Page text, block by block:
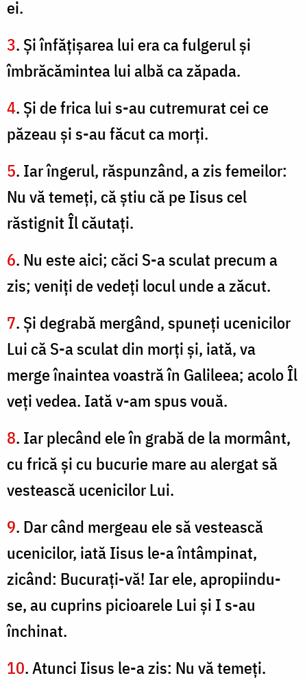
ei.
3. Şi înfăţişarea lui era ca fulgerul şi
îmbrăcămintea lui albă ca zăpada.
4. Şi de frica lui s-au cutremurat cei ce
păzeau şi s-au făcut ca morţi.
5. Iar îngerul, răspunzând, a zis femeilor:
Nu vă temeţi, că ştiu că pe Iisus cel
răstignit Îl căutaţi.
6. Nu este aici; căci S-a sculat precum a
zis; veniţi de vedeţi locul unde a zăcut.
7. Şi degrabă mergând, spuneţi ucenicilor
Lui că S-a sculat din morţi şi, iată, va
merge înaintea voastră în Galileea; acolo Îl
veţi vedea. Iată v-am spus vouă.
8. Iar plecând ele în grabă de la mormânt,
cu frică şi cu bucurie mare au alergat să
vestească ucenicilor Lui.
9. Dar când mergeau ele să vestească
ucenicilor, iată Iisus le-a întâmpinat,
zicând: Bucuraţi-vă! Iar ele, apropiindu-
se, au cuprins picioarele Lui şi I s-au
închinat.
10. Atunci Iisus le-a zis: Nu vă temeţi.